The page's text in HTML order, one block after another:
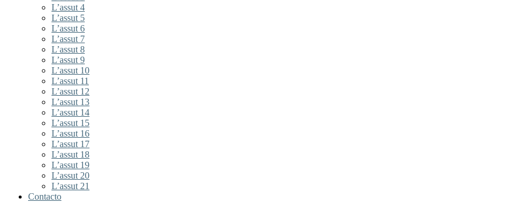
L’assut 4
L’assut 5
L’assut 6
L’assut 7
L’assut 8
L’assut 9
L’assut 10
L’assut 11
L’assut 12
L’assut 13
L’assut 14
L’assut 15
L’assut 16
L’assut 17
L’assut 18
L’assut 19
L’assut 20
L’assut 21
Contacto